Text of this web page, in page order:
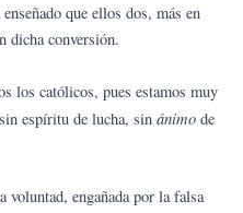
que ellos dos, más en
dicha conversión.
los católicos, pues estamos muy
espíritu de lucha, sin ánimo de
voluntad, engañada por la falsa